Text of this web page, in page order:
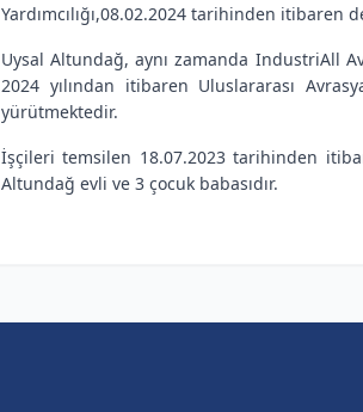
Yardımcılığı,08.02.2024 tarihinden
Uysal Altundağ, aynı zamanda IndustriAll
2024 yılından itibaren Uluslararası
yürütmektedir.
İşçileri temsilen 18.07.2023 tarihinden
Altundağ evli ve 3 çocuk babasıdır.